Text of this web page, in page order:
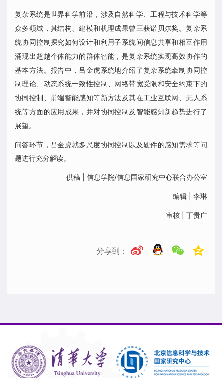
复杂系统是世界科学前沿，涉及自然科学、工程与技术科学等
众多领域，其结构、建模和机理成果曾三获诺贝尔奖。复杂系
统协同控制探究如何设计和利用子系统间信息共享和相互作用
涌现出超越个体能力的群体智能，是复杂系统实现高效协作的
基本方法。报告中，吕金虎系统地介绍了复杂系统牵制协同控
制理论、动态系统一致性控制、网络带宽受限和安全约束下的
协同控制、前端智能感知等新方法及其在工业互联网、无人系
统等方面的应用成果，并对协同控制及智能感知新趋势进行了
展望。
问答环节，吕金虎就多尺度协同控制以及硬件的感知需求等问
题进行充分解读。
供稿 | 信息学院/信息国家研究中心联合办公室
编辑 | 李琳
审核 | 丁贵广
分享到：